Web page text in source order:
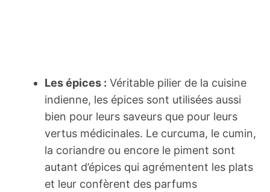
Les épices : Véritable pilier de la cuisine
indienne, les épices sont utilisées aussi
bien pour leurs saveurs que pour leurs
vertus médicinales. Le curcuma, le cumin,
la coriandre ou encore le piment sont
autant d’épices qui agrémentent les plats
et leur confèrent des parfums